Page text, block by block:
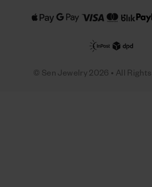
© Sen Jewelry 2026 • All